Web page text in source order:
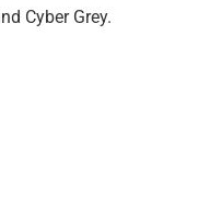
Cyber Grey.